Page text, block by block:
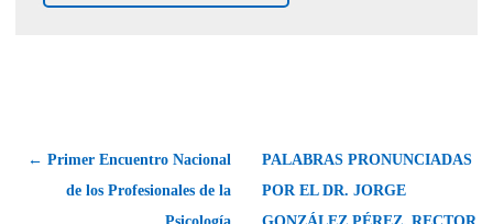
← Primer Encuentro Nacional
de los Profesionales de la
PALABRAS PRONUNCIADAS
POR EL DR. JORGE